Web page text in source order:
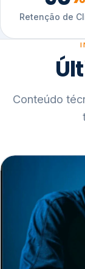
Retenção de
Conteúdo